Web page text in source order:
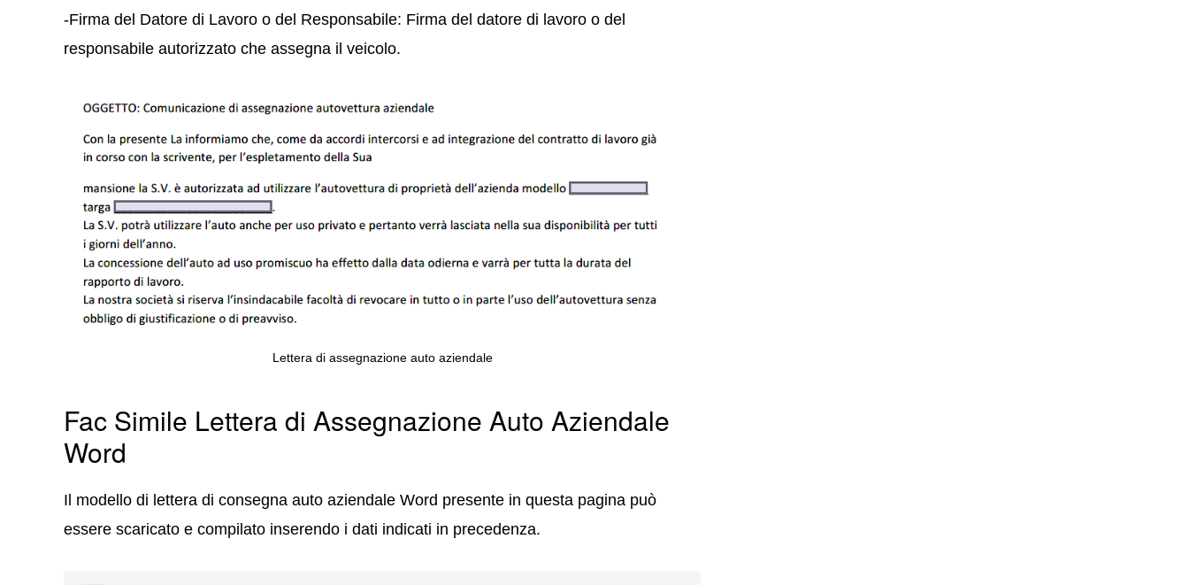
-Firma del Datore di Lavoro o del Responsabile: Firma del datore di lavoro o del
responsabile autorizzato che assegna il veicolo.
Lettera di assegnazione auto aziendale
Fac Simile Lettera di Assegnazione Auto Aziendale
Word
Il modello di lettera di consegna auto aziendale Word presente in questa pagina può
essere scaricato e compilato inserendo i dati indicati in precedenza.